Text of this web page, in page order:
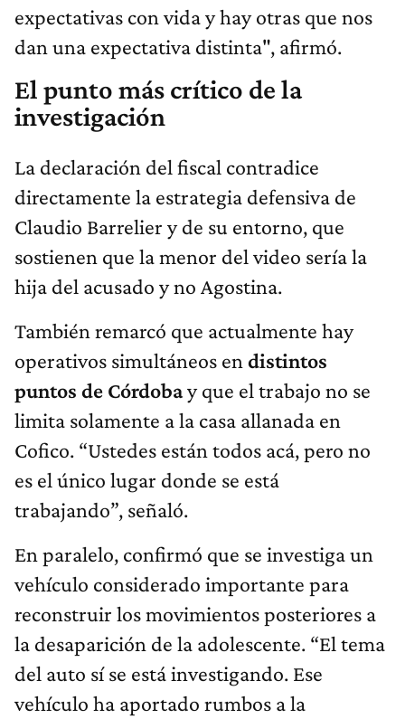
expectativas con vida y hay otras que nos
dan una expectativa distinta", afirmó.
El punto más crítico de la
investigación
La declaración del fiscal contradice
directamente la estrategia defensiva de
Claudio Barrelier y de su entorno, que
sostienen que la menor del video sería la
hija del acusado y no Agostina.
También remarcó que actualmente hay
operativos simultáneos en distintos
puntos de Córdobay que el trabajo no se
limita solamente a la casa allanada en
Cofico. “Ustedes están todos acá, pero no
es el único lugar donde se está
trabajando”, señaló.
En paralelo, confirmó que se investiga un
vehículo considerado importante para
reconstruir los movimientos posteriores a
la desaparición de la adolescente. “El tema
del auto sí se está investigando. Ese
vehículo ha aportado rumbos a la